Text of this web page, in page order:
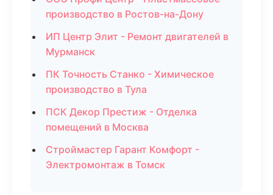
производство в Ростов-на-Дону
ИП Центр Элит - Ремонт двигателей в
Мурманск
ПК Точность Станко - Химическое
производство в Тула
ПСК Декор Престиж - Отделка
помещений в Москва
Строймастер Гарант Комфорт -
Электромонтаж в Томск